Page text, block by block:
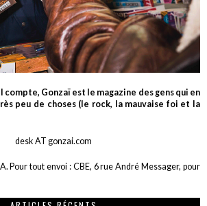
compte, Gonzaï est le magazine des gens qui en
peu de choses (le rock, la mauvaise foi et la
desk AT gonzai.com
Pour tout envoi : CBE, 6 rue André Messager, pour